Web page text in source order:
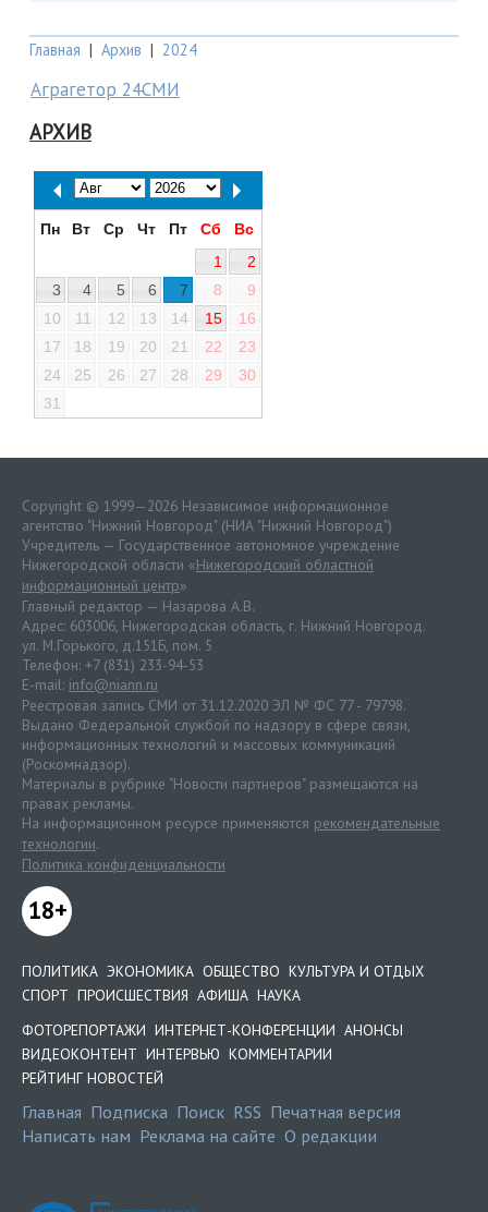
Главная | Архив | 2024
Аграгетор 24СМИ
АРХИВ
Пн Вт Ср Чт Пт Сб
Вс
1
2
3
4 5 6 7 8
9
10
11 12 13 14 15
16
17
18 19 20 21 22
23
24
25 26 27 28 29
30
31
Copyright © 1999—2026 Независимое информационное
агентство "Нижний Новгород" (НИА "Нижний Новгород")
Учредитель — Государственное автономное учреждение
Нижегородской области «Нижегородский областной
информационный центр»
Главный редактор — Назарова А.В.
Адрес: 603006, Нижегородская область, г. Нижний Новгород.
ул. М.Горького, д.151Б, пом. 5
Телефон: +7 (831) 233-94-53
E-mail: info@niann.ru
Реестровая запись СМИ от 31.12.2020 ЭЛ № ФС 77 - 79798.
Выдано Федеральной службой по надзору в сфере связи,
информационных технологий и массовых коммуникаций
(Роскомнадзор).
Материалы в рубрике "Новости партнеров" размещаются на
правах рекламы.
На информационном ресурсе применяются рекомендательные
технологии.
Политика конфиденциальности
18+
ПОЛИТИКА ЭКОНОМИКА ОБЩЕСТВО КУЛЬТУРА И ОТДЫХ
СПОРТ ПРОИСШЕСТВИЯ АФИША НАУКА
ФОТОРЕПОРТАЖИ ИНТЕРНЕТ-КОНФЕРЕНЦИИ АНОНСЫ
ВИДЕОКОНТЕНТ ИНТЕРВЬЮ КОММЕНТАРИИ
РЕЙТИНГ НОВОСТЕЙ
Главная Подписка Поиск RSS Печатная версия
Написать нам Реклама на сайте О редакции